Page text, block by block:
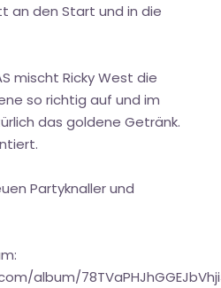
an den Start und in die
mischt Ricky West die
so richtig auf und im
das goldene Getränk.
Partyknaller und
album/